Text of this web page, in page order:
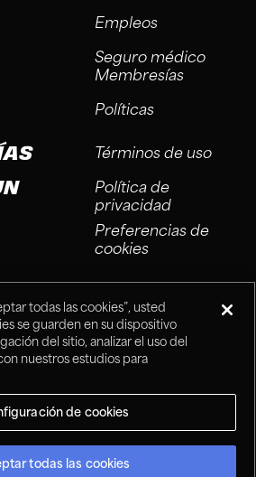
Empleos
Seguro médico
Membresías
Políticas
Términos de uso
Política de
privacidad
Preferencias de
cookies
Fitness Connection, 2025
todas las cookies”, usted
se guarden en su dispositivo
del sitio, analizar el uso del
nuestros estudios para
de cookies
todas las cookies